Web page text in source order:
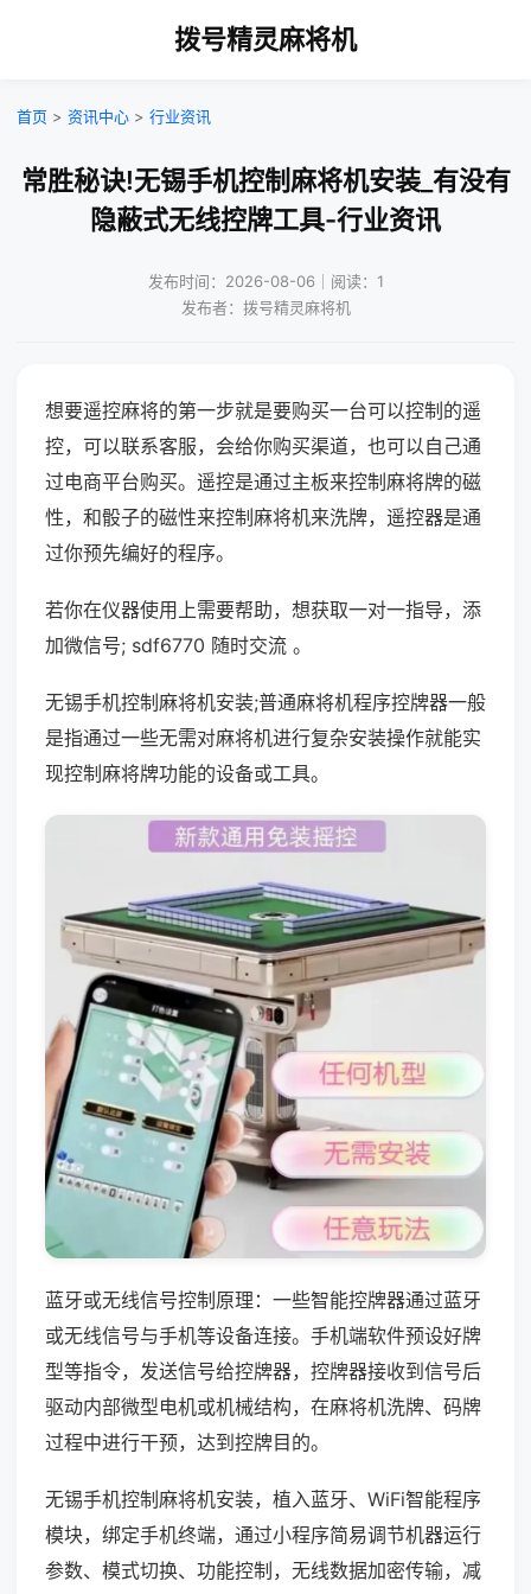
拨号精灵麻将机
首页 > 资讯中心 > 行业资讯
常胜秘诀!无锡手机控制麻将机安装_有没有
隐蔽式无线控牌工具-行业资讯
发布时间：2026-08-06｜阅读：1
发布者：拨号精灵麻将机
想要遥控麻将的第一步就是要购买一台可以控制的遥
控，可以联系客服，会给你购买渠道，也可以自己通
过电商平台购买。遥控是通过主板来控制麻将牌的磁
性，和骰子的磁性来控制麻将机来洗牌，遥控器是通
过你预先编好的程序。
若你在仪器使用上需要帮助，想获取一对一指导，添
加微信号; sdf6770 随时交流 。
无锡手机控制麻将机安装;普通麻将机程序控牌器一般
是指通过一些无需对麻将机进行复杂安装操作就能实
现控制麻将牌功能的设备或工具。
蓝牙或无线信号控制原理：一些智能控牌器通过蓝牙
或无线信号与手机等设备连接。手机端软件预设好牌
型等指令，发送信号给控牌器，控牌器接收到信号后
驱动内部微型电机或机械结构，在麻将机洗牌、码牌
过程中进行干预，达到控牌目的。
无锡手机控制麻将机安装，植入蓝牙、WiFi智能程序
模块，绑定手机终端，通过小程序简易调节机器运行
参数、模式切换、功能控制，无线数据加密传输，减